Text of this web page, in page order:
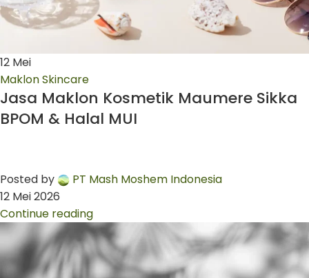
12 Mei
Maklon Skincare
Jasa Maklon Kosmetik Maumere Sikka
BPOM & Halal MUI
Posted by
PT Mash Moshem Indonesia
12 Mei 2026
Continue reading